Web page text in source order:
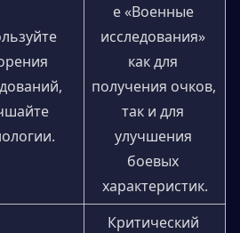
е «Военные
исследования»
как для
получения очков,
так и для
улучшения
боевых
характеристик.
Критический